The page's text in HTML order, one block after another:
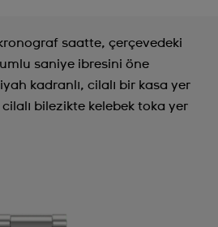
saatte, çerçevedeki
saniye ibresini öne
kadranlı, cilalı bir kasa yer
bilezikte kelebek toka yer